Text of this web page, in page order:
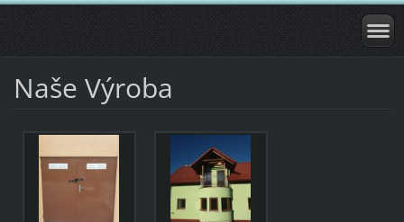
Naše Výroba